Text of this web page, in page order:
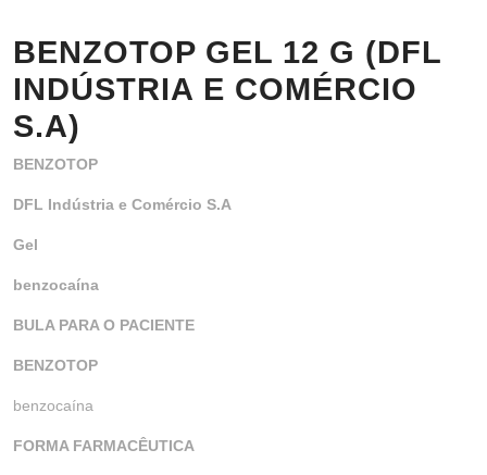
BENZOTOP GEL 12 G (DFL
INDÚSTRIA E COMÉRCIO
S.A)
BENZOTOP
DFL Indústria e Comércio S.A
Gel
benzocaína
BULA PARA O PACIENTE
BENZOTOP
benzocaína
FORMA FARMACÊUTICA